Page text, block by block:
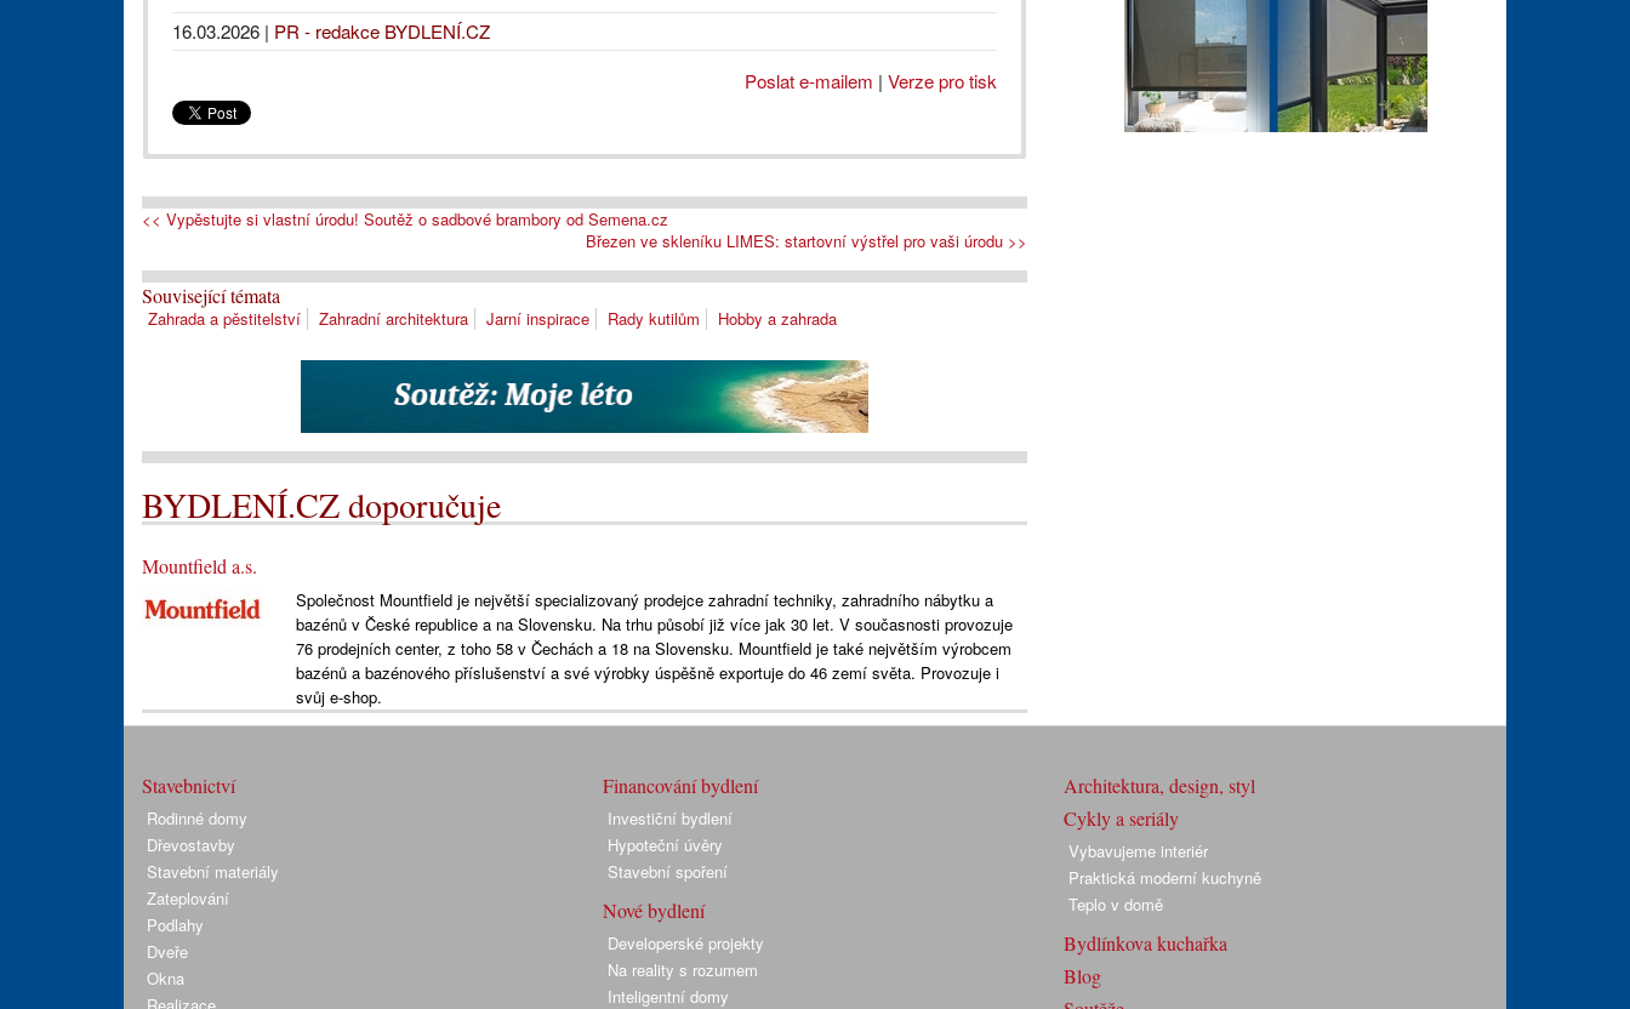
16.03.2026 | PR - redakce BYDLENÍ.CZ
Poslat e-mailem | Verze pro tisk
<< Vypěstujte si vlastní úrodu! Soutěž o sadbové brambory od Semena.cz
Březen ve skleníku LIMES: startovní výstřel pro vaši úrodu >>
Související témata
Zahrada a pěstitelství Zahradní architektura Jarní inspirace Rady kutilům Hobby a zahrada
BYDLENÍ.CZ doporučuje
Mountfield a.s.
Společnost Mountfield je největší specializovaný prodejce zahradní techniky, zahradního nábytku a
bazénů v České republice a na Slovensku. Na trhu působí již více jak 30 let. V současnosti provozuje
76 prodejních center, z toho 58 v Čechách a 18 na Slovensku. Mountfield je také největším výrobcem
bazénů a bazénového příslušenství a své výrobky úspěšně exportuje do 46 zemí světa. Provozuje i
svůj e-shop.
Stavebnictví
Rodinné domy
Dřevostavby
Stavební materiály
Zateplování
Podlahy
Dveře
Okna
Financování bydlení
Investiční bydlení
Hypoteční úvěry
Stavební spoření
Nové bydlení
Developerské projekty
Na reality s rozumem
Inteligentní domy
Architektura, design, styl
Cykly a seriály
Vybavujeme interiér
Praktická moderní kuchyně
Teplo v domě
Bydlínkova kuchařka
Blog